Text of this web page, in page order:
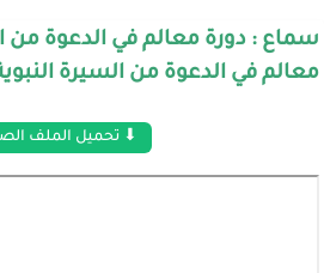
سماع : دورة معالم في الدعوة من
معالم في الدعوة من السيرة
⬇ تحميل الملف